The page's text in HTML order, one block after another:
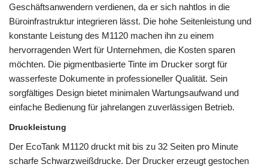
Geschäftsanwendern verdienen, da er sich nahtlos in die
Büroinfrastruktur integrieren lässt. Die hohe Seitenleistung und
konstante Leistung des M1120 machen ihn zu einem
hervorragenden Wert für Unternehmen, die Kosten sparen
möchten. Die pigmentbasierte Tinte im Drucker sorgt für
wasserfeste Dokumente in professioneller Qualität. Sein
sorgfältiges Design bietet minimalen Wartungsaufwand und
einfache Bedienung für jahrelangen zuverlässigen Betrieb.
Druckleistung
Der EcoTank M1120 druckt mit bis zu 32 Seiten pro Minute
scharfe Schwarzweißdrucke. Der Drucker erzeugt gestochen